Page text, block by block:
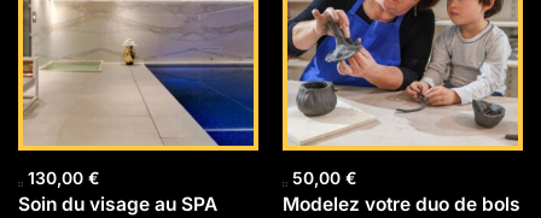
130,00 €
Soin du visage au SPA
50,00 €
Modelez votre duo de bols